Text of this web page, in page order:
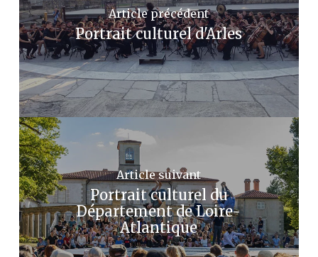
Article précédent
Portrait culturel d'Arles
Article suivant
Portrait culturel du
Département de Loire-
Atlantique